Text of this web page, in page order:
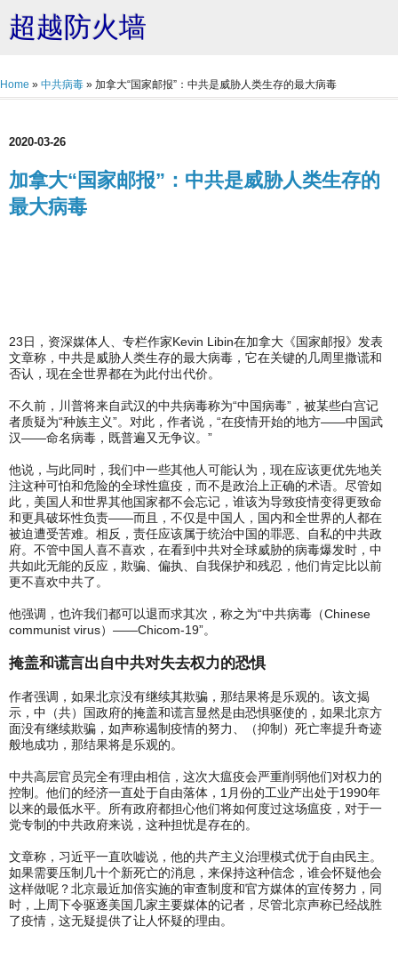
超越防火墙
Home » 中共病毒 » 加拿大“国家邮报”：中共是威胁人类生存的最大病毒
2020-03-26
加拿大“国家邮报”：中共是威胁人类生存的
最大病毒
23日，资深媒体人、专栏作家Kevin Libin在加拿大《国家邮报》发表
文章称，中共是威胁人类生存的最大病毒，它在关键的几周里撒谎和
否认，现在全世界都在为此付出代价。
不久前，川普将来自武汉的中共病毒称为“中国病毒”，被某些白宫记
者质疑为“种族主义”。对此，作者说，“在疫情开始的地方——中国武
汉——命名病毒，既普遍又无争议。”
他说，与此同时，我们中一些其他人可能认为，现在应该更优先地关
注这种可怕和危险的全球性瘟疫，而不是政治上正确的术语。尽管如
此，美国人和世界其他国家都不会忘记，谁该为导致疫情变得更致命
和更具破坏性负责——而且，不仅是中国人，国内和全世界的人都在
被迫遭受苦难。相反，责任应该属于统治中国的罪恶、自私的中共政
府。不管中国人喜不喜欢，在看到中共对全球威胁的病毒爆发时，中
共如此无能的反应，欺骗、偏执、自我保护和残忍，他们肯定比以前
更不喜欢中共了。
他强调，也许我们都可以退而求其次，称之为“中共病毒（Chinese
communist virus）——Chicom-19”。
掩盖和谎言出自中共对失去权力的恐惧
作者强调，如果北京没有继续其欺骗，那结果将是乐观的。该文揭
示，中（共）国政府的掩盖和谎言显然是由恐惧驱使的，如果北京方
面没有继续欺骗，如声称遏制疫情的努力、（抑制）死亡率提升奇迹
般地成功，那结果将是乐观的。
中共高层官员完全有理由相信，这次大瘟疫会严重削弱他们对权力的
控制。他们的经济一直处于自由落体，1月份的工业产出处于1990年
以来的最低水平。所有政府都担心他们将如何度过这场瘟疫，对于一
党专制的中共政府来说，这种担忧是存在的。
文章称，习近平一直吹嘘说，他的共产主义治理模式优于自由民主。
如果需要压制几十个新死亡的消息，来保持这种信念，谁会怀疑他会
这样做呢？北京最近加倍实施的审查制度和官方媒体的宣传努力，同
时，上周下令驱逐美国几家主要媒体的记者，尽管北京声称已经战胜
了疫情，这无疑提供了让人怀疑的理由。